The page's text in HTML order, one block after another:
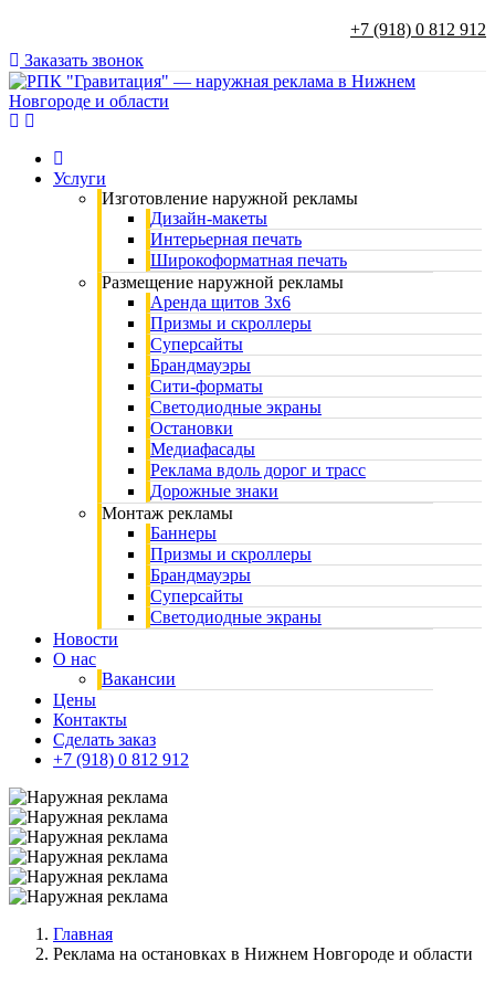
+7 (918) 0 812 912
Заказать звонок
Услуги
Изготовление наружной рекламы
Дизайн-макеты
Интерьерная печать
Широкоформатная печать
Размещение наружной рекламы
Аренда щитов 3х6
Призмы и скроллеры
Суперсайты
Брандмауэры
Сити-форматы
Светодиодные экраны
Остановки
Медиафасады
Реклама вдоль дорог и трасс
Дорожные знаки
Монтаж рекламы
Баннеры
Призмы и скроллеры
Брандмауэры
Суперсайты
Cветодиодные экраны
Новости
О нас
Вакансии
Цены
Контакты
Сделать заказ
+7 (918) 0 812 912
Главная
Реклама на остановках в Нижнем Новгороде и области